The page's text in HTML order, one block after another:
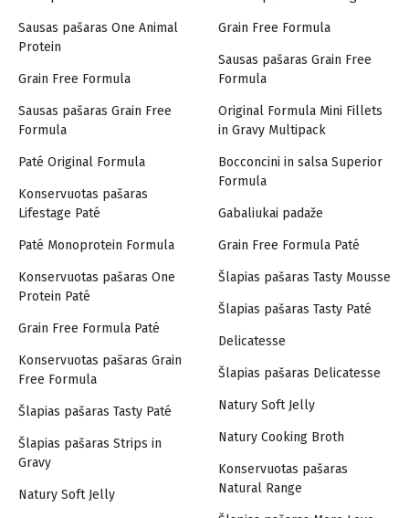
Sausas pašaras One Animal
Protein
Grain Free Formula
Sausas pašaras Grain Free
Formula
Paté Original Formula
Konservuotas pašaras
Lifestage Paté
Paté Monoprotein Formula
Konservuotas pašaras One
Protein Paté
Grain Free Formula Paté
Konservuotas pašaras Grain
Free Formula
Šlapias pašaras Tasty Paté
Šlapias pašaras Strips in
Gravy
Natury Soft Jelly
Grain Free Formula
Sausas pašaras Grain Free
Formula
Original Formula Mini Fillets
in Gravy Multipack
Bocconcini in salsa Superior
Formula
Gabaliukai padaže
Grain Free Formula Paté
Šlapias pašaras Tasty Mousse
Šlapias pašaras Tasty Paté
Delicatesse
Šlapias pašaras Delicatesse
Natury Soft Jelly
Natury Cooking Broth
Konservuotas pašaras
Natural Range